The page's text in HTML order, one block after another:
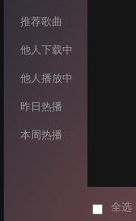
推荐歌曲
他人下载中
他人播放中
昨日热播
本周热播
全选